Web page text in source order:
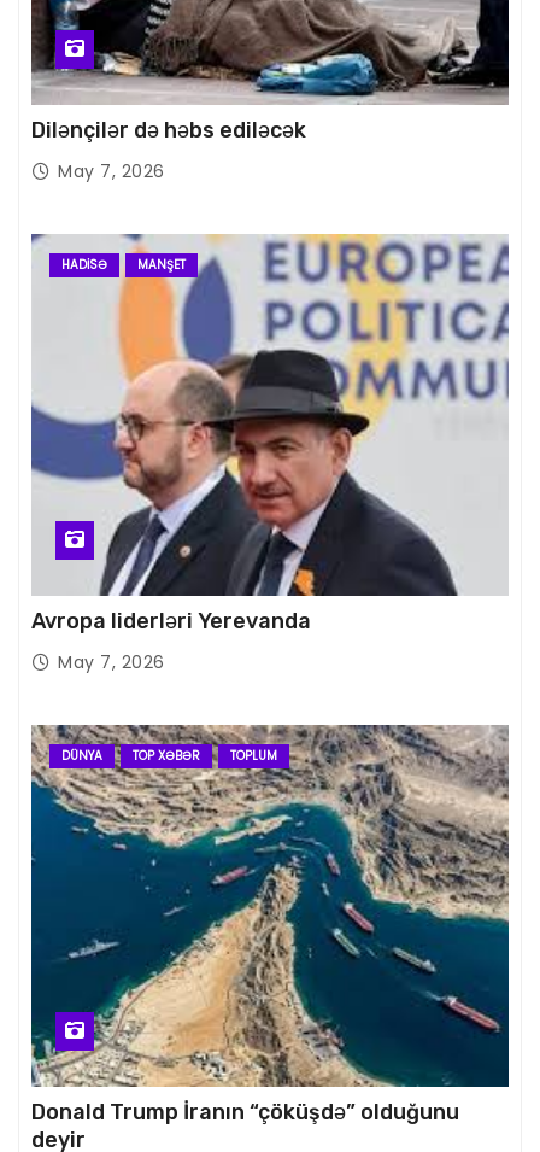
Dilənçilər də həbs ediləcək
May 7, 2026
HADISƏ MANŞET
Avropa liderləri Yerevanda
May 7, 2026
DÜNYA TOP XƏBƏR TOPLUM
Donald Trump İranın “çöküşdə” olduğunu
deyir